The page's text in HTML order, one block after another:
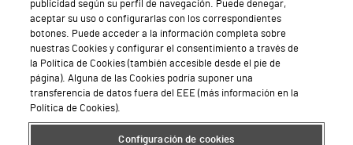
Trabajar en Vithas
Teléfono Cita Médica
Teléfono Atención al Cliente
Política de seguridad y salud en el trabajo
Conoce a Supervita
publicidad según su perfil de navegación. Puede denegar,
aceptar su uso o configurarlas con los correspondientes
botones. Puede acceder a la información completa sobre
nuestras Cookies y configurar el consentimiento a través de
la Política de Cookies (también accesible desde el pie de
página). Alguna de las Cookies podría suponer una
transferencia de datos fuera del EEE (más información en la
Política de Cookies).
Configuración de cookies